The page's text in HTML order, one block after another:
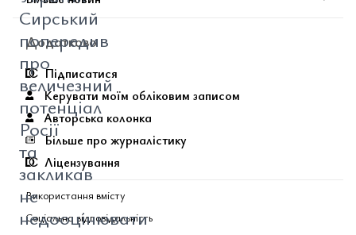
Сирський
попередив
про
величезний
потенціал
Росії
та
закликав
не
недооцінювати
Додатково
Підписатися
Керувати моїм обліковим записом
Авторська колонка
Більше про журналістику
Ліцензування
Використання вмісту
Соціальна відповідальність